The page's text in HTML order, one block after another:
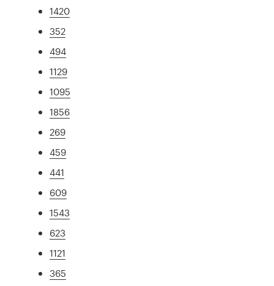
1420
352
494
1129
1095
1856
269
459
441
609
1543
623
1121
365